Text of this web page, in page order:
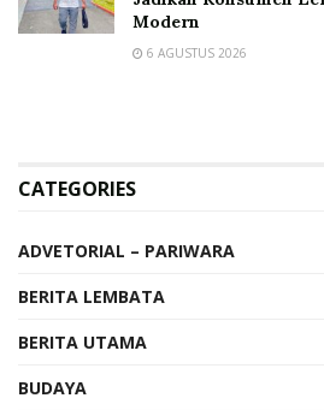
Modern
6 AGUSTUS 2026
CATEGORIES
ADVETORIAL – PARIWARA
BERITA LEMBATA
BERITA UTAMA
BUDAYA